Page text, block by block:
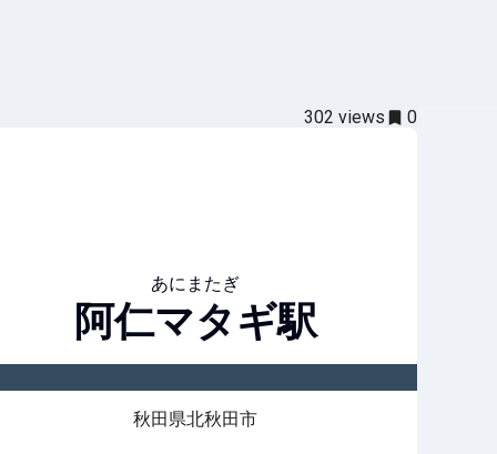
302 views 0
あにまたぎ
阿仁マタギ駅
秋田県北秋田市